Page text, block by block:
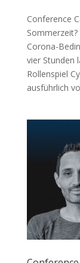
Conference
Corona-
vier Stunden
Rollenspiel
ausführlich